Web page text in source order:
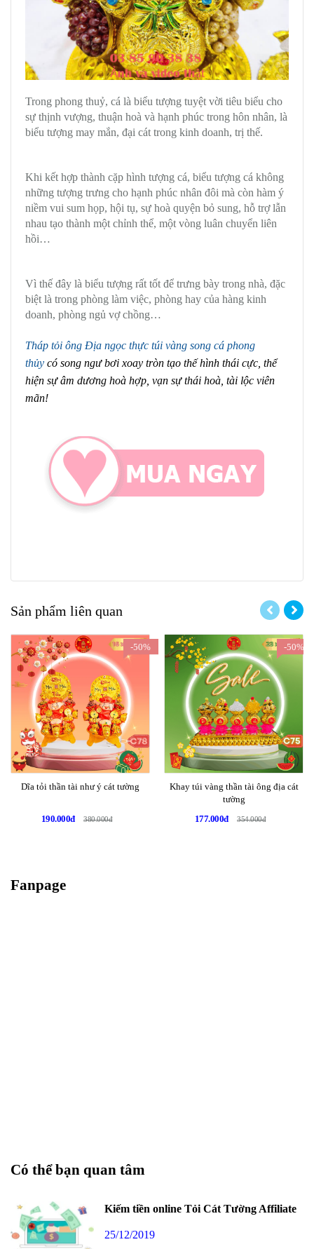
Trong phong thuỷ, cá là biểu tượng tuyệt vời tiêu biểu cho
sự thịnh vượng, thuận hoà và hạnh phúc trong hôn nhân, là
biểu tượng may mắn, đại cát trong kinh doanh, trị thế.
Khi kết hợp thành cặp hình tượng cá, biểu tượng cá không
những tượng trưng cho hạnh phúc nhân đôi mà còn hàm ý
niềm vui sum họp, hội tụ, sự hoà quyện bỏ sung, hỗ trợ lẫn
nhau tạo thành một chỉnh thể, một vòng luân chuyển liên
hồi…
Vì thế đây là biểu tượng rất tốt để trưng bày trong nhà, đặc
biệt là trong phòng làm việc, phòng hay của hàng kinh
doanh, phòng ngủ vợ chồng…
Tháp tỏi ông Địa ngọc thực túi vàng song cá phong
thủy có song ngư bơi xoay tròn tạo thế hình thái cực, thể
hiện sự âm dương hoà hợp, vạn sự thái hoà, tài lộc viên
mãn!
Sản phẩm liên quan
-50%
Dĩa tỏi thần tài như ý cát tường
190.000đ 380.000đ
-50%
Khay túi vàng thần tài ông địa cát
tường
177.000đ
354.000đ
Fanpage
Có thể bạn quan tâm
Kiếm tiền online Tỏi Cát Tường Affiliate
25/12/2019